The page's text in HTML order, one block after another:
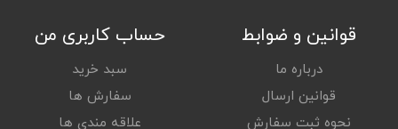
قوانین و ضوابط
درباره ما
قوانین ارسال
نحوه ثبت سفارش
حساب کاربری من
سبد خرید
سفارش ها
علاقه مندی ها